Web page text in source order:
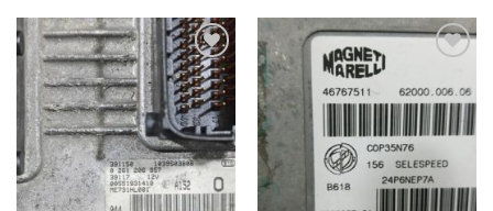
İstek
Listeme
Ekle
İstek
Listeme